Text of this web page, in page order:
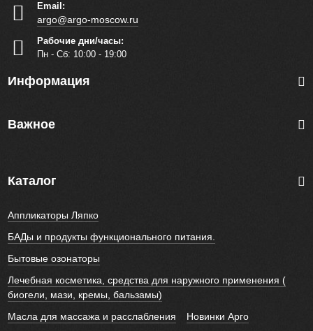
Email:
argo@argo-moscow.ru
Рабочие дни/часы:
Пн - Cб: 10:00 - 19:00
Информация
Важное
Каталог
Аппликаторы Ляпко
БАДы и продукты функционального питания.
Бытовые озонаторы
Лечебная косметика, средства для наружного применения (
биогели, мази, кремы, бальзамы)
Масла для массажа и расслабления
Новинки Арго